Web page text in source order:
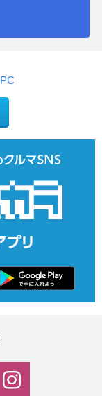
PC